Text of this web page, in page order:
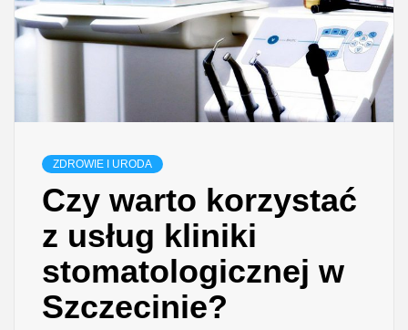
ZDROWIE I URODA
Czy warto korzystać
z usług kliniki
stomatologicznej w
Szczecinie?